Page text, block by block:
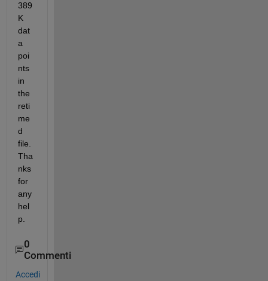
389
K
dat
a
poi
nts
in
the
reti
me
d
file.
Tha
nks
for
any
hel
p.
0
Commenti
Accedi